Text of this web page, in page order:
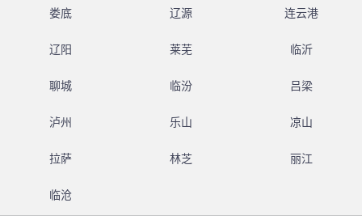
娄底 辽源 连云港
辽阳 莱芜 临沂
聊城 临汾 吕梁
泸州 乐山 凉山
拉萨 林芝 丽江
临沧